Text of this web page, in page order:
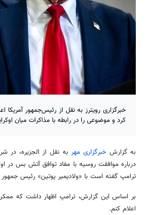
خبرگزاری رویترز به نقل از رئیس‌جمهور
کرد و موضوعی را در رابطه با مذاکرات میان
به گزارش خبرگزاری مهربه نقل از الجزیره، در
درباره موافقت روسیه با مفاد توافق آتش بس در
ترامپ گفته است با «ولادیمیر پوتین» رئیس
بر اساس این گزارش، ترامپ اظهار داشت که
اعلام کنم.